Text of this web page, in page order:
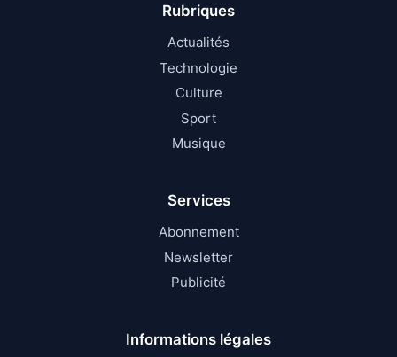
Rubriques
Actualités
Technologie
Culture
Sport
Musique
Services
Abonnement
Newsletter
Publicité
Informations légales